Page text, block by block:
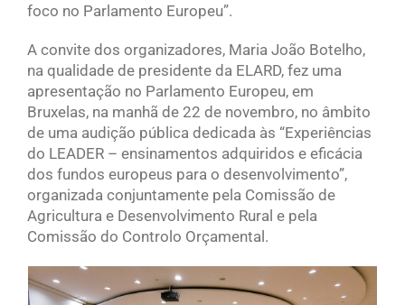
foco no Parlamento Europeu”.
A convite dos organizadores, Maria João Botelho,
na qualidade de presidente da ELARD, fez uma
apresentação no Parlamento Europeu, em
Bruxelas, na manhã de 22 de novembro, no âmbito
de uma audição pública dedicada às “Experiências
do LEADER – ensinamentos adquiridos e eficácia
dos fundos europeus para o desenvolvimento”,
organizada conjuntamente pela Comissão de
Agricultura e Desenvolvimento Rural e pela
Comissão do Controlo Orçamental.